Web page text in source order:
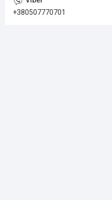
+380507770701